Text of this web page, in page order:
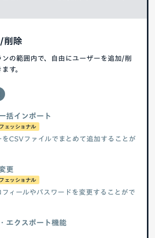
削除
の範囲内で、自由にユーザーを追加/削
す。
括インポート
ェッショナル
をCSVファイルでまとめて追加することが
更
ェッショナル
ィールやパスワードを変更することがで
エクスポート機能